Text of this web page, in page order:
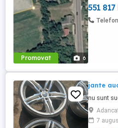
Promovat 6
551 817
jante
nu sunt
7